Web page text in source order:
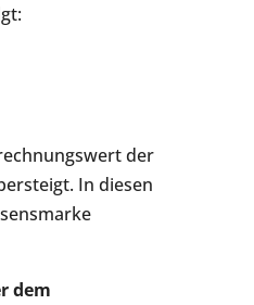
der
In diesen
dem